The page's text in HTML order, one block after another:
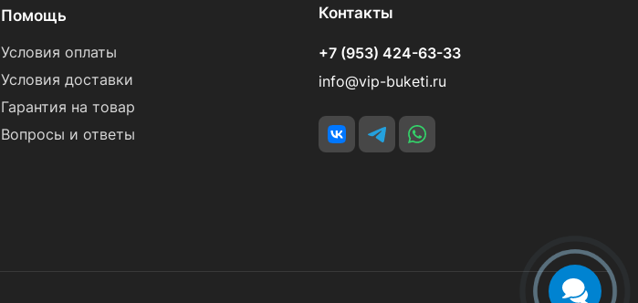
Помощь
Условия оплаты
Условия доставки
Гарантия на товар
Вопросы и ответы
Контакты
+7 (953) 424-63-33
info@vip-buketi.ru